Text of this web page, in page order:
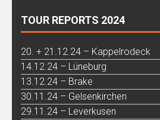
TOUR REPORTS 2024
20. + 21.12.24 – Kappelrodeck
14.12.24 – Lüneburg
13.12.24 – Brake
30.11.24 – Gelsenkirchen
29.11.24 – Leverkusen